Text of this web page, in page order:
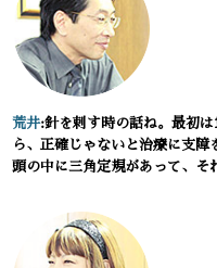
荒井:針を刺す時の話ね。最初
ら、正確じゃないと治療に支障
頭の中に三角定規があって、そ